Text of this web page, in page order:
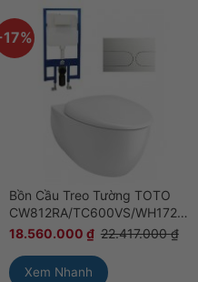
Bồn Cầu Treo Tường TOTO
CW812RA/TC600VS/WH172A/MB175M#SS
18.560.000 ₫ 22.417.000₫
Xem Nhanh